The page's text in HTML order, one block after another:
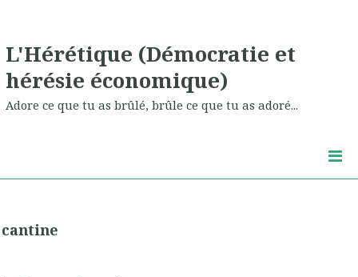
L'Hérétique (Démocratie et
hérésie économique)
Adore ce que tu as brûlé, brûle ce que tu as adoré...
cantine